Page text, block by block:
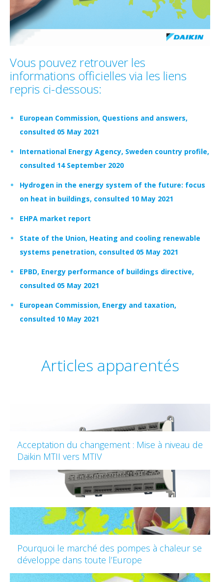
Vous pouvez retrouver les
informations officielles via les liens
repris ci-dessous:
European Commission, Questions and answers,
consulted 05 May 2021
International Energy Agency, Sweden country profile,
consulted 14 September 2020
Hydrogen in the energy system of the future: focus
on heat in buildings, consulted 10 May 2021
EHPA market report
State of the Union, Heating and cooling renewable
systems penetration, consulted 05 May 2021
EPBD, Energy performance of buildings directive,
consulted 05 May 2021
European Commission, Energy and taxation,
consulted 10 May 2021
Articles apparentés
Acceptation du changement : Mise à niveau de
Daikin MTII vers MTIV
Pourquoi le marché des pompes à chaleur se
développe dans toute l’Europe